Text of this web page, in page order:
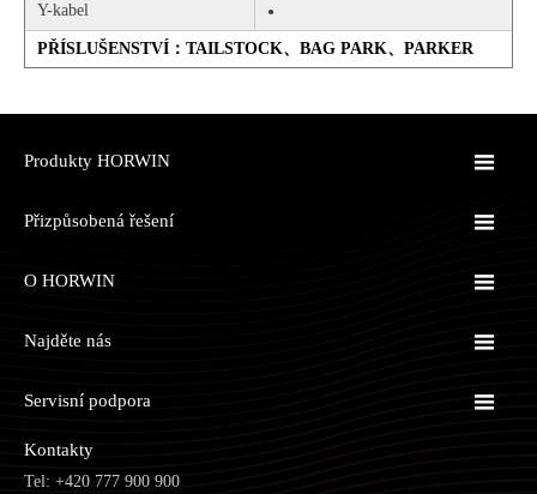
Y-kabel ●
PŘÍSLUŠENSTVÍ：TAILSTOCK、BAG PARK、PARKER
Produkty HORWIN 
Přizpůsobená řešení 
O HORWIN 
Najděte nás 
Servisní podpora 
Kontakty
Tel: +420 777 900 900